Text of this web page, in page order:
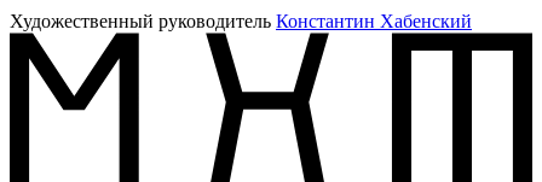
Художественный руководитель Константин Хабенский